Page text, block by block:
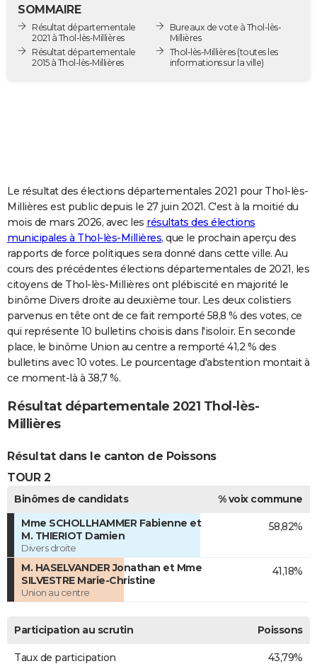
Destinations
City break
Voyage nature
Voyage de noces
Forum
Climat
GUIDES D'ACHAT
COPAINS D'AVANT
Service militaire
Avis de recherche
AVIS DE DÉCÈS
FORUM
Bricolage
Lifestyle
Culture
Sport
Auto
Television
Voyage
Cinema
SOMMAIRE
Résultat départementale
2021 à Thol-lès-Millières
Résultat départementale
2015 à Thol-lès-Millières
Bureaux de vote à Thol-lès-
Millières
Thol-lès-Millières(toutes les
informations sur la ville)
Le résultat des élections départementales 2021 pour Thol-lès-
Millières est public depuis le 27 juin 2021. C'est à la moitié du
mois de mars 2026, avec les résultats des élections
municipales à Thol-lès-Millières, que le prochain aperçu des
rapports de force politiques sera donné dans cette ville. Au
cours des précédentes élections départementales de 2021, les
citoyens de Thol-lès-Millières ont plébiscité en majorité le
binôme Divers droite au deuxième tour. Les deux colistiers
parvenus en tête ont de ce fait remporté 58,8 % des votes, ce
qui représente 10 bulletins choisis dans l'isoloir. En seconde
place, le binôme Union au centre a remporté 41,2 % des
bulletins avec 10 votes. Le pourcentage d'abstention montait à
ce moment-là à 38,7 %.
Résultat départementale 2021 Thol-lès-
Millières
Résultat dans le canton de Poissons
TOUR 2
Binômes de candidats
% voix commune
Mme SCHOLLHAMMER Fabienne et
M. THIERIOT Damien
Divers droite
58,82%
M. HASELVANDER Jonathan et Mme
SILVESTRE Marie-Christine
Union au centre
41,18%
Participation au scrutin Poissons
Taux de participation 43,79%